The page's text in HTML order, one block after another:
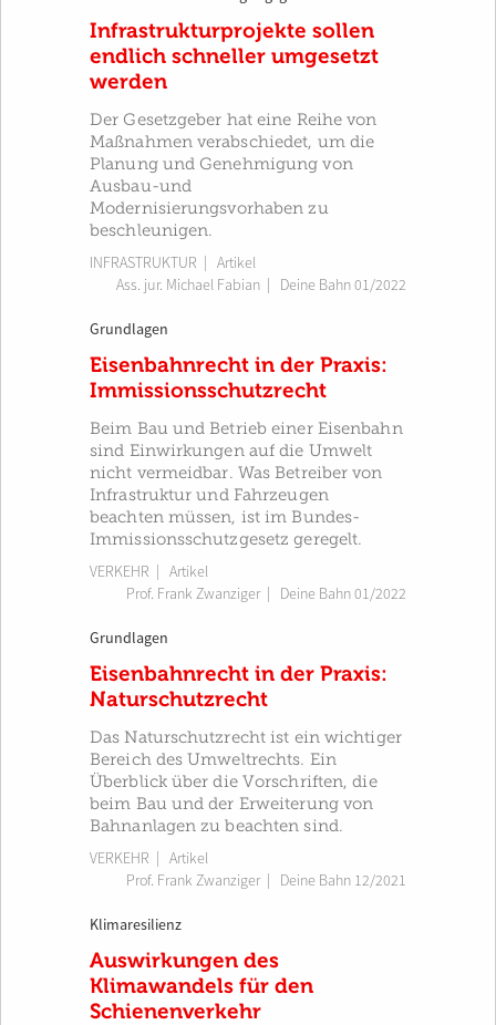
Infrastrukturprojekte sollen
endlich schneller umgesetzt
werden
Der Gesetzgeber hat eine Reihe von
Maßnahmen verabschiedet, um die
Planung und Genehmigung von
Ausbau-und
Modernisierungsvorhaben zu
beschleunigen.
INFRASTRUKTUR | Artikel
Ass. jur. Michael Fabian
Deine Bahn 01/2022
Grundlagen
Eisenbahnrecht in der Praxis:
Immissionsschutzrecht
Beim Bau und Betrieb einer Eisenbahn
sind Einwirkungen auf die Umwelt
nicht vermeidbar. Was Betreiber von
Infrastruktur und Fahrzeugen
beachten müssen, ist im Bundes-
Immissionsschutzgesetz geregelt.
VERKEHR | Artikel
Prof. Frank Zwanziger| Deine Bahn 01/2022
Grundlagen
Eisenbahnrecht in der Praxis:
Naturschutzrecht
Das Naturschutzrecht ist ein wichtiger
Bereich des Umweltrechts. Ein
Überblick über die Vorschriften, die
beim Bau und der Erweiterung von
Bahnanlagen zu beachten sind.
VERKEHR | Artikel
Prof. Frank Zwanziger| Deine Bahn 12/2021
Klimaresilienz
Auswirkungen des
Klimawandels für den
Schienenverkehr